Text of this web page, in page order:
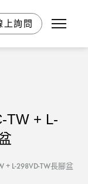
上詢問
TW + L-
+ L-298VD-TW長腳盆